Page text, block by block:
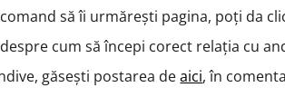
să îi urmărești pagina, poți da
cum să începi corect relația cu
găsești postarea deaici, în